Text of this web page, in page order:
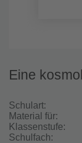
Eine
Schulart:
Material für:
Klassenstufe:
Schulfach: